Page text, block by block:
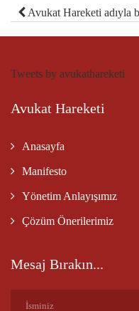
Avukat Hareketi adıyla
Tweets by avukathareketi
Avukat Hareketi
Anasayfa
Manifesto
Yönetim Anlayışımız
Çözüm Önerilerimiz
Mesaj Bırakın...